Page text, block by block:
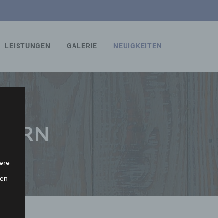
LEISTUNGEN GALERIE NEUIGKEITEN